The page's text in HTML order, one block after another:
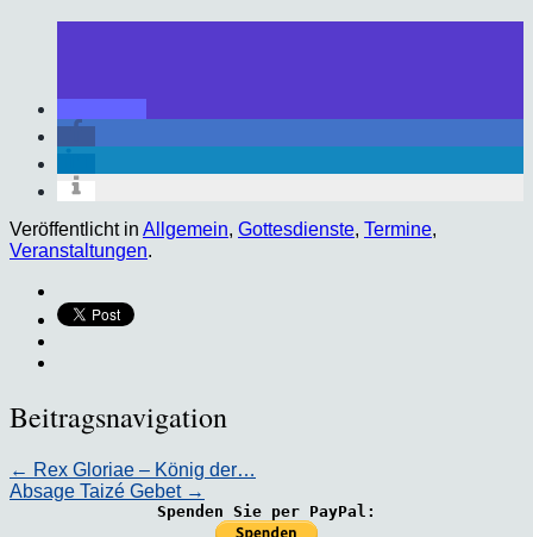
Veröffentlicht in Allgemein, Gottesdienste, Termine,
Veranstaltungen.
Beitragsnavigation
← Rex Gloriae – König der…
Absage Taizé Gebet →
Spenden Sie per PayPal: